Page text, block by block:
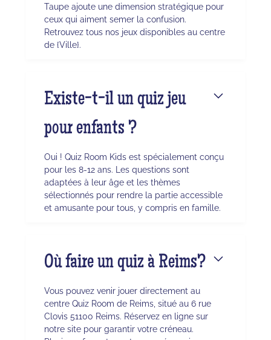
Taupe ajoute une dimension stratégique pour
ceux qui aiment semer la confusion.
Retrouvez tous nos jeux disponibles au centre
de {Ville}.
Existe-t-il un quiz jeu
pour enfants ?
Oui ! Quiz Room Kids est spécialement conçu
pour les 8-12 ans. Les questions sont
adaptées à leur âge et les thèmes
sélectionnés pour rendre la partie accessible
et amusante pour tous, y compris en famille.
Où faire un quiz à Reims?
Vous pouvez venir jouer directement au
centre Quiz Room de Reims, situé au 6 rue
Clovis 51100 Reims. Réservez en ligne sur
notre site pour garantir votre créneau.